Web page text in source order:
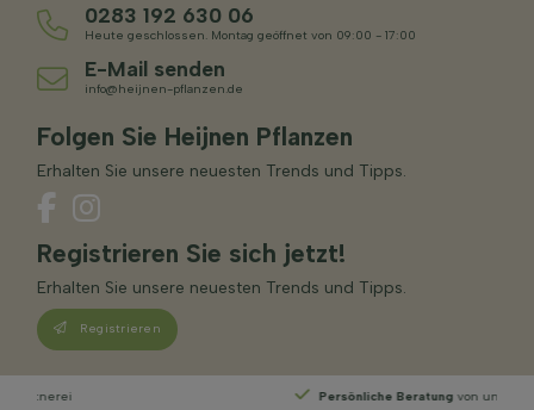
0283 192 630 06
Heute geschlossen. Montag geöffnet von 09:00 - 17:00
E-Mail senden
info@heijnen-pflanzen.de
Folgen Sie Heijnen Pflanzen
Erhalten Sie unsere neuesten Trends und Tipps.
Registrieren Sie sich jetzt!
Erhalten Sie unsere neuesten Trends und Tipps.
Registrieren
von unseren Experten